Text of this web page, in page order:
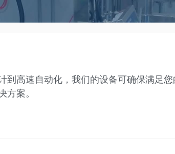
到高速自动化，我们的设备可确保满足
案。